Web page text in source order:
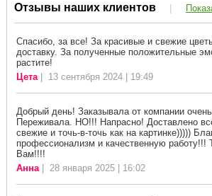
Отзывы наших клиентов |
Спасибо, за все! За красивые и свежие
доставку. За полученные положительные
растите!
Цета| 13 сентября 2024 | 19:49
Добрый день! Заказывала от компании
Переживала. НО!!! Напрасно! Доставлено
свежие и точь-в-точь как на картинке)))))
профессионализм и качественную работу!!!
Вам!!!!
Анна| 28 января 2025 | 16:02